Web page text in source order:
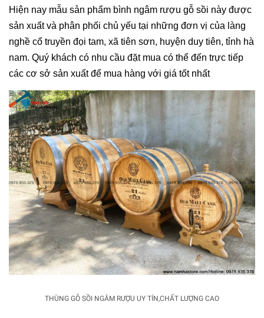
Hiện nay mẫu sản phẩm bình ngâm rượu gỗ sồi này được
sản xuất và phân phối chủ yếu tại những đơn vị của làng
nghề cổ truyền đọi tam, xã tiên sơn, huyện duy tiên, tỉnh hà
nam. Quý khách có nhu cầu đặt mua có thể đến trực tiếp
các cơ sở sản xuất để mua hàng với giá tốt nhất
THÙNG GỖ SỒI NGÂM RƯỢU UY TÍN,CHẤT LƯỢNG CAO